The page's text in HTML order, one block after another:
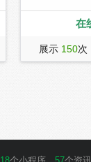
在
在线计算器
展示 150次